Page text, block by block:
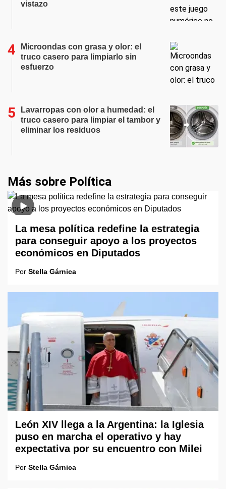
vistazo
Microondas con grasa y olor: el
truco casero para limpiarlo sin
esfuerzo
Lavarropas con olor a humedad: el
truco casero para limpiar el tambor y
eliminar los residuos
Más sobre Política
La mesa política redefine la estrategia
para conseguir apoyo a los proyectos
económicos en Diputados
Por Stella Gárnica
León XIV llega a la Argentina: la Iglesia
puso en marcha el operativo y hay
expectativa por su encuentro con Milei
Por Stella Gárnica